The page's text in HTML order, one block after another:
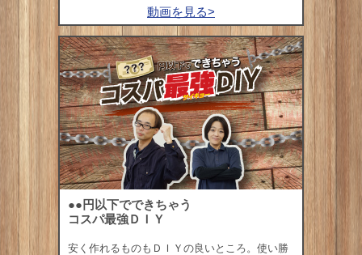
動画を見る>
●●円以下でできちゃう
コスパ最強ＤＩＹ
安く作れるものもＤＩＹの良いところ。使い勝